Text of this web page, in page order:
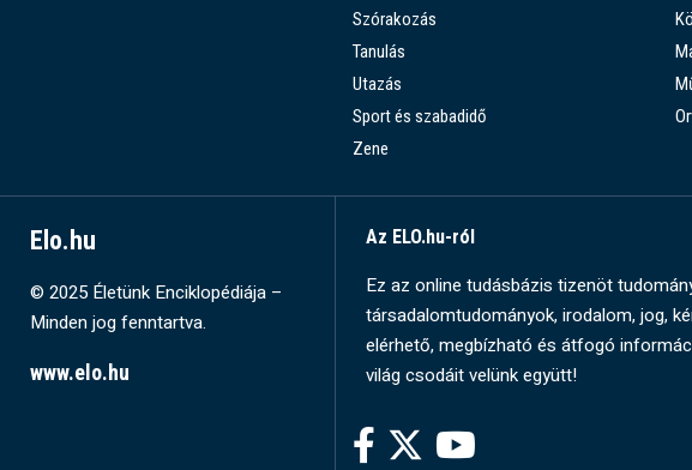
Szórakozás
Tanulás
Utazás
Sport és szabadidő
Zene
Elo.hu
© 2025 Életünk Enciklopédiája –
Minden jog fenntartva.
www.elo.hu
Az ELO.hu-ról
Ez az online tudásbázis tizenöt
társadalomtudományok, irodalom, jog,
elérhető, megbízható és átfogó
világ csodáit velünk együtt!